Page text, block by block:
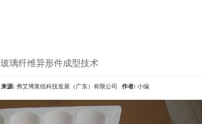
玻璃纤维异形件成型技术
来源: 弗艾博浆纸科技发展（广东）有限公司 作者: 小编